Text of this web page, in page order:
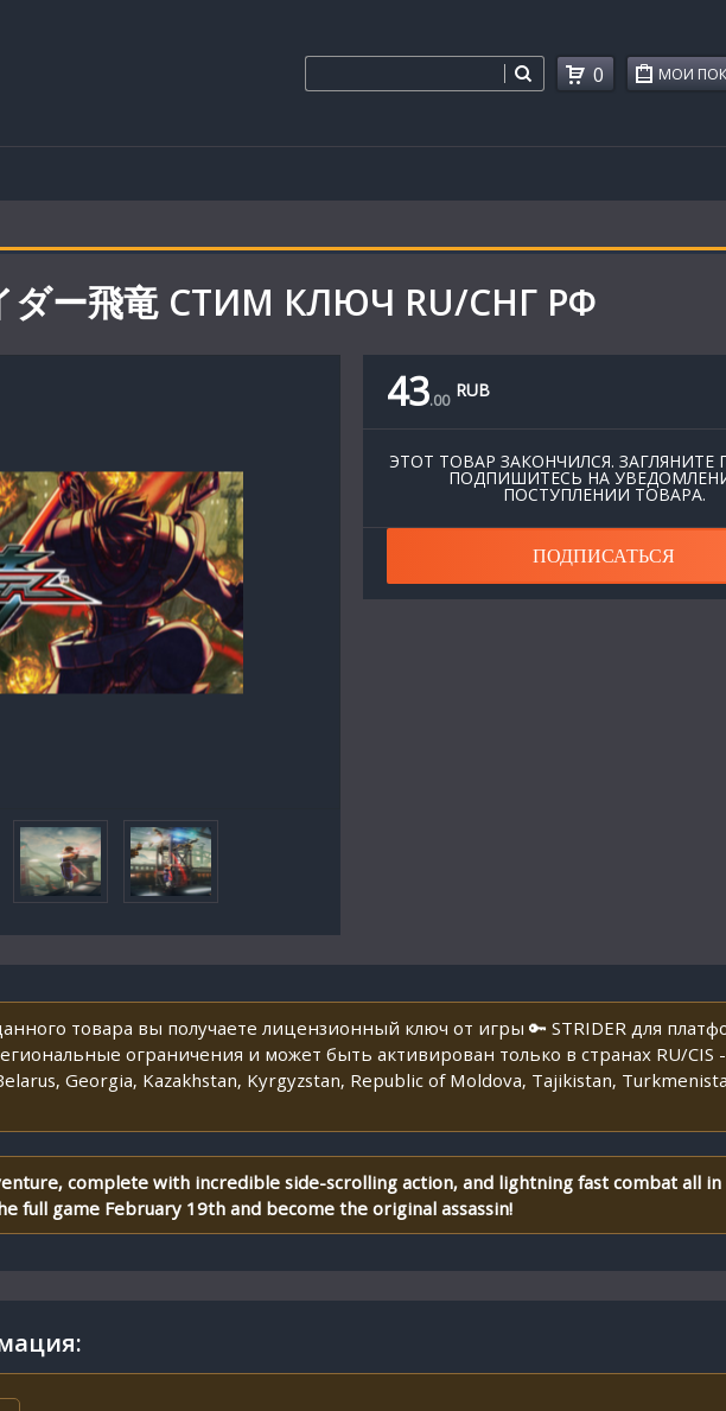
МОИ
0
ダー飛竜 СТИМ КЛЮЧ RU/СНГ РФ
43.00 RUB
ЭТОТ ТОВАР ЗАКОНЧИЛСЯ. ЗАГЛЯНИТЕ
ПОДПИШИТЕСЬ НА
ПОСТУПЛЕНИИ ТОВАРА.
ПОДПИСАТЬСЯ
товара вы получаете лицензионный ключ от игры 🔑 STRIDER для
ограничения и может быть активирован только в странах RU/CIS -
Georgia, Kazakhstan, Kyrgyzstan, Republic of Moldova, Tajikistan,
complete with incredible side-scrolling action, and lightning fast combat all in
full game February 19th and become the original assassin!